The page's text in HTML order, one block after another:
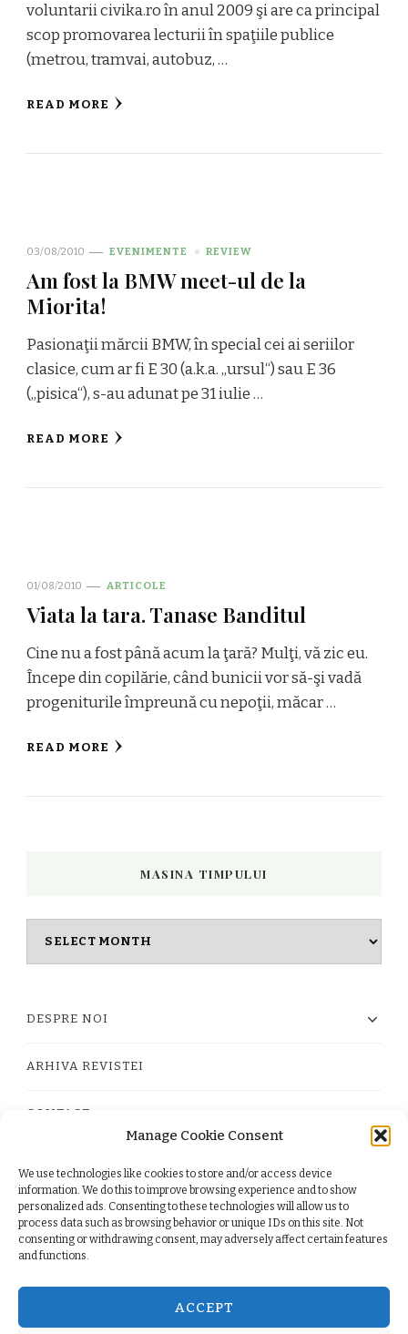
Manage Cookie Consent
We use technologies like cookies to store and/or access device
information. We do this to improve browsing experience and to show
personalized ads. Consenting to these technologies will allow us to
process data such as browsing behavior or unique IDs on this site. Not
consenting or withdrawing consent, may adversely affect certain features
and functions.
ACCEPT
voluntarii civika.ro în anul 2009 şi are ca principal
scop promovarea lecturii în spaţiile publice
(metrou, tramvai, autobuz, …
READ MORE
03/08/2010 EVENIMENTE REVIEW
Am fost la BMW meet-ul de la
Miorita!
Pasionaţii mărcii BMW, în special cei ai seriilor
clasice, cum ar fi E 30 (a.k.a. „ursul“) sau E 36
(„pisica“), s-au adunat pe 31 iulie …
READ MORE
01/08/2010 ARTICOLE
Viata la tara. Tanase Banditul
Cine nu a fost până acum la ţară? Mulţi, vă zic eu.
Începe din copilărie, când bunicii vor să-şi vadă
progeniturile împreună cu nepoţii, măcar …
READ MORE
MASINA TIMPULUI
DESPRE NOI
ARHIVA REVISTEI
CONTACT
PRIVACY POLICY
TERMS